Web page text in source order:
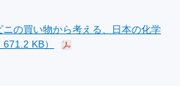
の買い物から考える、日本の化学
KB）